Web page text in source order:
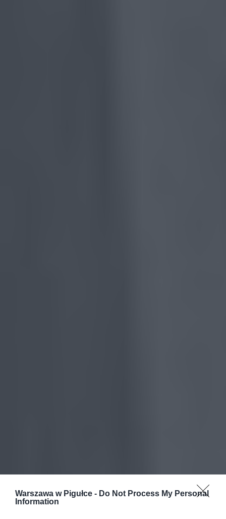
Warszawa w Pigułce - Do Not Process My Personal
Information